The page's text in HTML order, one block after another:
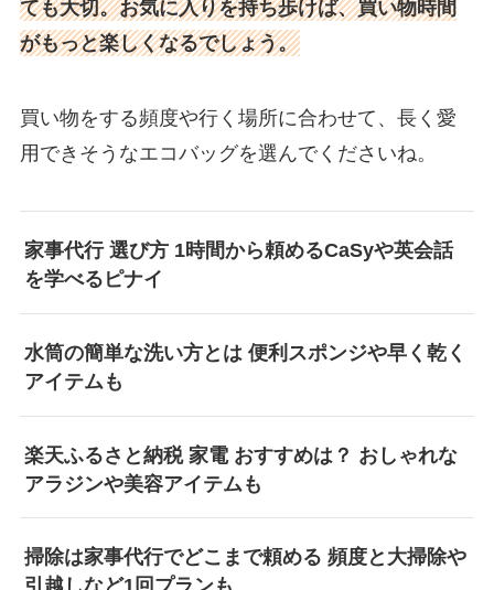
ても大切。お気に入りを持ち歩けば、買い物時間
がもっと楽しくなるでしょう。
買い物をする頻度や行く場所に合わせて、長く愛
用できそうなエコバッグを選んでくださいね。
家事代行 選び方 1時間から頼めるCaSyや英会話
を学べるピナイ
水筒の簡単な洗い方とは 便利スポンジや早く乾く
アイテムも
楽天ふるさと納税 家電 おすすめは？ おしゃれな
アラジンや美容アイテムも
掃除は家事代行でどこまで頼める 頻度と大掃除や